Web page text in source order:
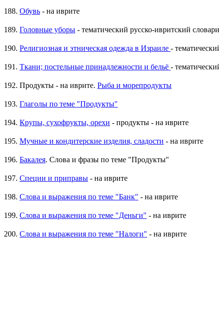
188. Обувь - на иврите
189. Головные уборы - тематический русско-ивритский
190. Религиозная и этническая одежда в Израиле -
191. Ткани; постельные принадлежности и бельё -
192. Продукты - на иврите. Рыба и морепродукты
193. Глаголы по теме "Продукты"
194. Крупы, сухофрукты, орехи - продукты - на иврите
195. Мучные и кондитерские изделия, сладости - на иврите
196. Бакалея. Слова и фразы по теме "Продукты"
197. Специи и приправы - на иврите
198. Слова и выражения по теме "Банк" - на иврите
199. Слова и выражения по теме "Деньги" - на иврите
200. Слова и выражения по теме "Налоги" - на иврите